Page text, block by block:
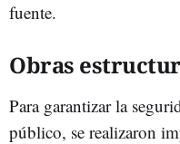
fuente.
Obras
Para garantizar la
público, se realizaron